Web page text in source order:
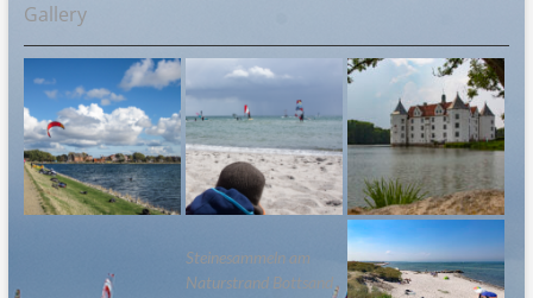
Gallery
Steinesammeln am
Naturstrand Bottsand